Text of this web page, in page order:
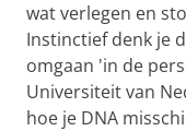
wat verlegen en
Instinctief denk je
omgaan 'in de
Universiteit van
hoe je DNA